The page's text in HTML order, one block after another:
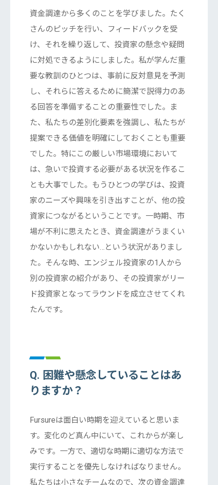
資金調達から多くのことを学びました。たく
さんのピッチを行い、フィードバックを受
け、それを繰り返して、投資家の懸念や疑問
に対処できるようにしました。私が学んだ重
要な教訓のひとつは、事前に反対意見を予測
し、それらに答えるために簡潔で説得力のあ
る回答を準備することの重要性でした。ま
た、私たちの差別化要素を強調し、私たちが
提案できる価値を明確にしておくことも重要
でした。特にこの厳しい市場環境において
は、急いで投資する必要がある状況を作るこ
とも大事でした。もうひとつの学びは、投資
家のニーズや興味を引き出すことが、他の投
資家につながるということです。一時期、市
場が不利に思えたとき、資金調達がうまくい
かないかもしれない…という状況がありまし
た。そんな時、エンジェル投資家の1人から
別の投資家の紹介があり、その投資家がリー
ド投資家となってラウンドを成立させてくれ
たんです。
Q. 困難や懸念していることはあ
りますか？
Fursureは面白い時期を迎えていると思いま
す。変化のど真ん中にいて、これからが楽し
みです。一方で、適切な時期に適切な方法で
実行することを優先しなければなりません。
私たちは小さなチームなので、次の資金調達